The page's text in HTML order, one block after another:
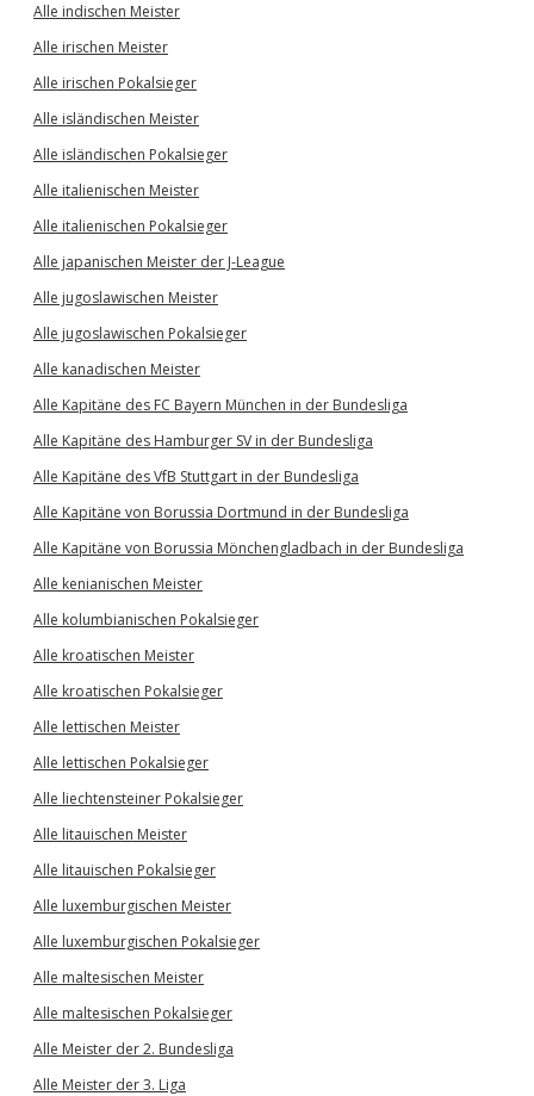
Alle indischen Meister
Alle irischen Meister
Alle irischen Pokalsieger
Alle isländischen Meister
Alle isländischen Pokalsieger
Alle italienischen Meister
Alle italienischen Pokalsieger
Alle japanischen Meister der J-League
Alle jugoslawischen Meister
Alle jugoslawischen Pokalsieger
Alle kanadischen Meister
Alle Kapitäne des FC Bayern München in der Bundesliga
Alle Kapitäne des Hamburger SV in der Bundesliga
Alle Kapitäne des VfB Stuttgart in der Bundesliga
Alle Kapitäne von Borussia Dortmund in der Bundesliga
Alle Kapitäne von Borussia Mönchengladbach in der Bundesliga
Alle kenianischen Meister
Alle kolumbianischen Pokalsieger
Alle kroatischen Meister
Alle kroatischen Pokalsieger
Alle lettischen Meister
Alle lettischen Pokalsieger
Alle liechtensteiner Pokalsieger
Alle litauischen Meister
Alle litauischen Pokalsieger
Alle luxemburgischen Meister
Alle luxemburgischen Pokalsieger
Alle maltesischen Meister
Alle maltesischen Pokalsieger
Alle Meister der 2. Bundesliga
Alle Meister der 3. Liga